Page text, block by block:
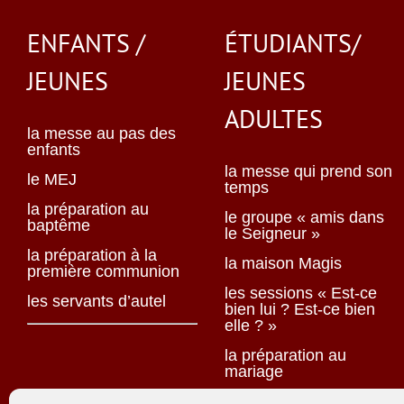
ENFANTS /
JEUNES
la messe au pas des
enfants
le MEJ
la préparation au
baptême
la préparation à la
première communion
les servants d’autel
ÉTUDIANTS/
JEUNES
ADULTES
la messe qui prend son
temps
le groupe « amis dans
le Seigneur »
la maison Magis
les sessions « Est-ce
bien lui ? Est-ce bien
elle ? »
la préparation au
mariage